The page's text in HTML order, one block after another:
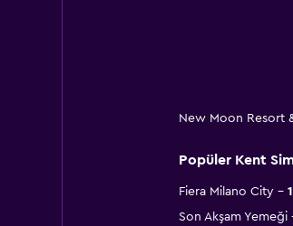
New Moon Resort
Popüler Kent
Fiera Milano City
Son Akşam Yemeği